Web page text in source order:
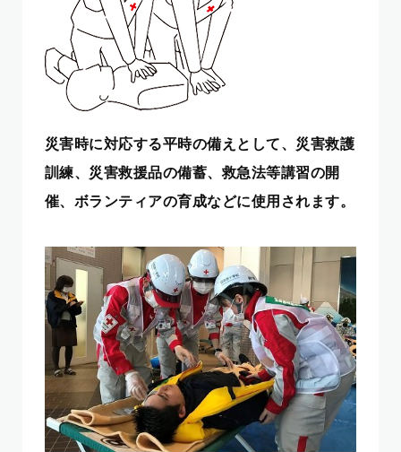
災害時に対応する平時の備えとして、災害救護
訓練、災害救援品の備蓄、救急法等講習の開
催、ボランティアの育成などに使用されます。